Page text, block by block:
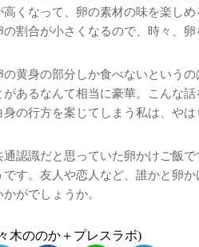
高くなって、卵の素材の味を楽し
の割合が小さくなるので、時々、
黄身の部分しか食べないというの
があるなんて相当に豪華。こんな
身の行方を案じてしまう私は、やは
認識だと思っていた卵かけご飯で
です。友人や恋人など、誰かと卵
かがでしょうか。
木ののか＋プレスラボ)